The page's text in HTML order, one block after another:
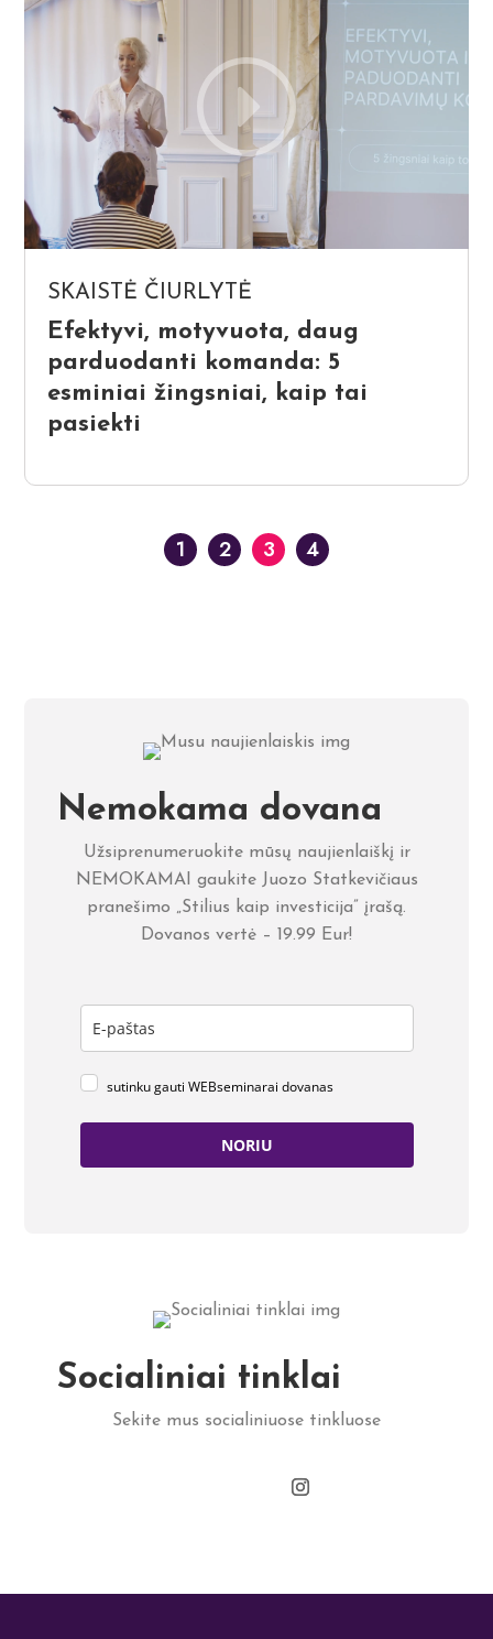
SKAISTĖ ČIURLYTĖ
Efektyvi, motyvuota, daug
parduodanti komanda: 5
esminiai žingsniai, kaip tai
pasiekti
1 2 3 4
Nemokama dovana
Užsiprenumeruokite mūsų naujienlaiškį ir
NEMOKAMAI gaukite Juozo Statkevičiaus
pranešimo „Stilius kaip investicija” įrašą.
Dovanos vertė – 19.99 Eur!
sutinku gauti WEBseminarai dovanas
NORIU
Socialiniai tinklai
Sekite mus socialiniuose tinkluose